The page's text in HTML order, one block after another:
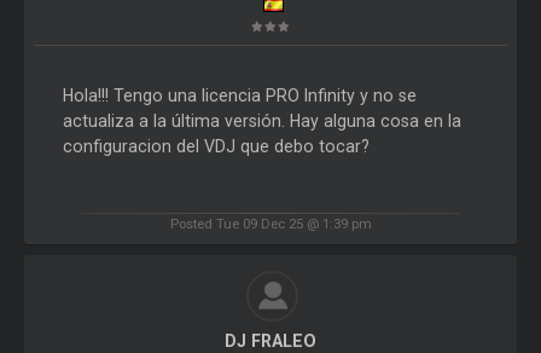
Hola!!! Tengo una licencia PRO Infinity y no se
actualiza a la última versión. Hay alguna cosa en la
configuracion del VDJ que debo tocar?
Posted Tue 09 Dec 25 @ 1:39 pm
DJ FRALEO